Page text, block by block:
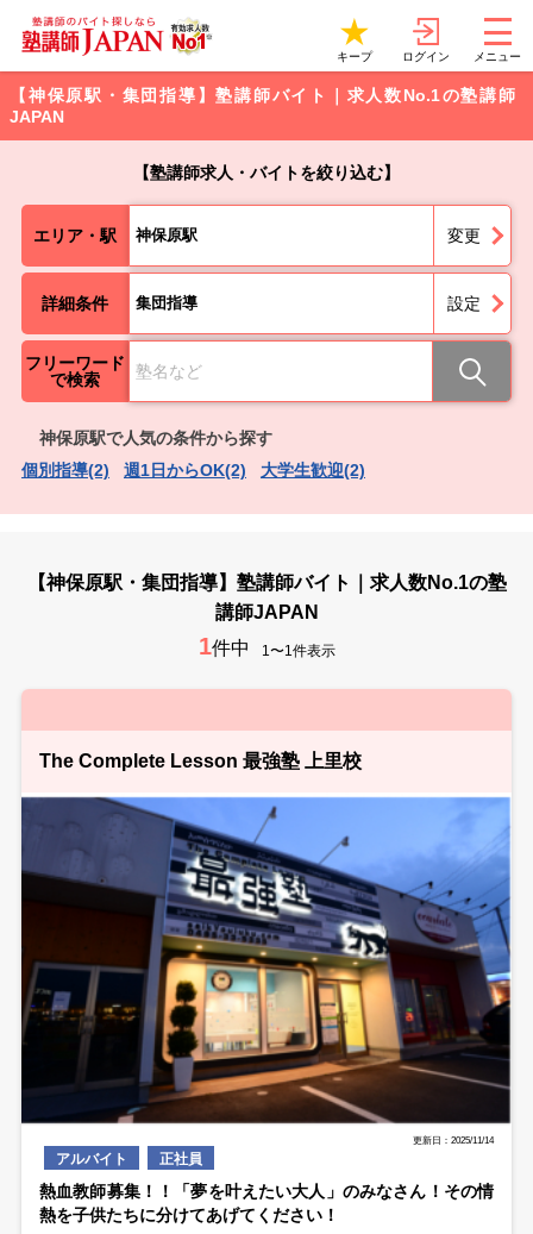
キープ ログイン メニュー
【神保原駅・集団指導】塾講師バイト｜求人数No.1の塾講師
JAPAN
【塾講師求人・バイトを絞り込む】
エリア・駅 神保原駅 変更
詳細条件 集団指導 設定
フリーワード
で検索
神保原駅で人気の条件から探す
個別指導(2)
週1日からOK(2) 大学生歓迎(2)
【神保原駅・集団指導】塾講師バイト｜求人数No.1の塾
講師JAPAN
1件中 1〜1件表示
The Complete Lesson 最強塾 上里校
更新日：2025/11/14
アルバイト 正社員
熱血教師募集！！「夢を叶えたい大人」のみなさん！その情
熱を子供たちに分けてあげてください！